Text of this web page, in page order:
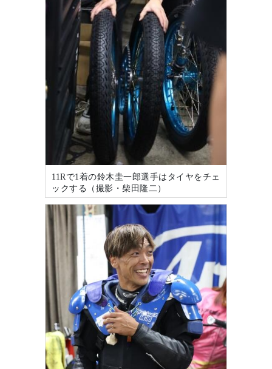
11Rで1着の鈴木圭一郎選手はタイヤをチェ
ックする（撮影・柴田隆二）